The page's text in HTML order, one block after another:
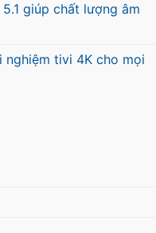
giúp chất lượng âm
nghiệm tivi 4K cho mọi